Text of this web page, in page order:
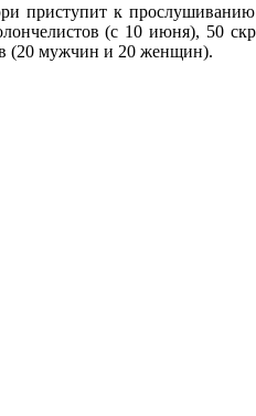
приступит к
(с 10 июня), 50
(20 мужчин и 20 женщин).